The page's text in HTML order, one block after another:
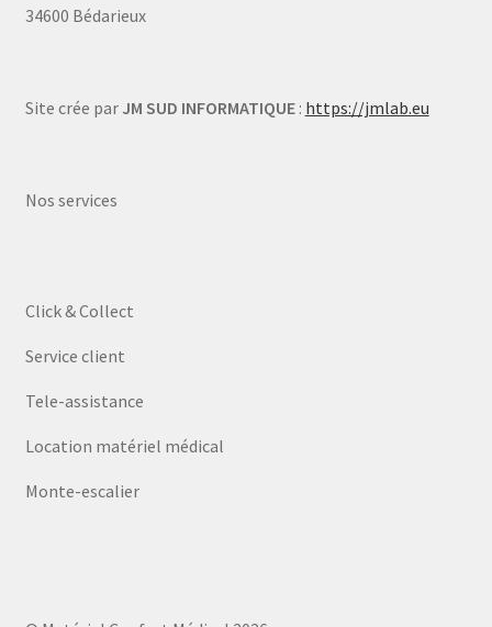
34600 Bédarieux
Site crée par JM SUD INFORMATIQUE: https://jmlab.eu
Nos services
Click & Collect
Service client
Tele-assistance
Location matériel médical
Monte-escalier